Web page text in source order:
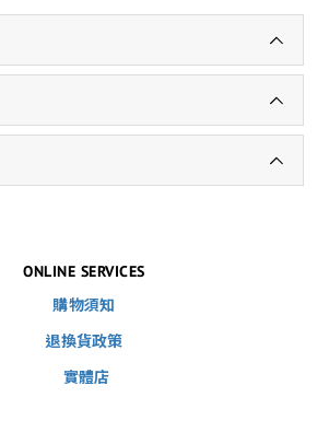
ONLINE SERVICES
購物須知
退換貨政策
實體店